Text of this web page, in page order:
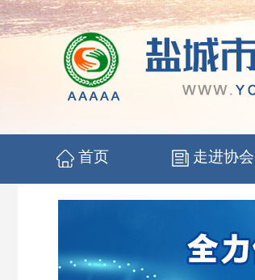
首页 走进协会